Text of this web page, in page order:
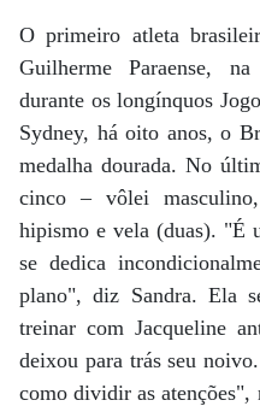
O primeiro atleta
Guilherme Paraense,
durante os longínquos
Sydney, há oito anos, o
medalha dourada. No
cinco – vôlei
hipismo e vela (duas). "É
se dedica
plano", diz Sandra. Ela
treinar com Jacqueline
deixou para trás seu
como dividir as atenções",